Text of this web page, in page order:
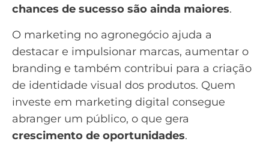
chances de sucesso são ainda maiores.
O marketing no agronegócio ajuda a
destacar e impulsionar marcas, aumentar o
branding e também contribui para a criação
de identidade visual dos produtos. Quem
investe em marketing digital consegue
abranger um público, o que gera
crescimento de oportunidades.